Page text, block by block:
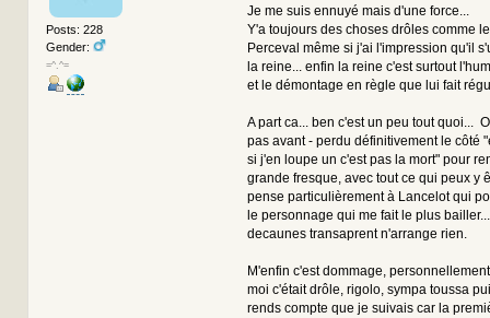
Posts: 228
Gender:
=^.^=
Je me suis ennuyé mais d'une force...
Y'a toujours des choses drôles comme
Perceval même si j'ai l'impression qu'il
la reine... enfin la reine c'est surtout
et le démontage en règle que lui fait
A part ca... ben c'est un peu tout quoi...
pas avant - perdu définitivement le côté
si j'en loupe un c'est pas la mort" pour
grande fresque, avec tout ce qui peux y
pense particulièrement à Lancelot qui
le personnage qui me fait le plus
decaunes transaprent n'arrange rien.
M'enfin c'est dommage,
moi c'était drôle, rigolo, sympa toussa
rends compte que je suivais car la